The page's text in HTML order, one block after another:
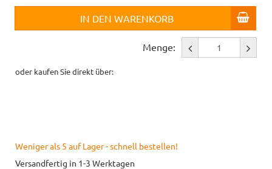
IN DEN WARENKORB
Menge:
oder kaufen Sie direkt über:
Weniger als 5 auf Lager - schnell bestellen!
Versandfertig in 1-3 Werktagen